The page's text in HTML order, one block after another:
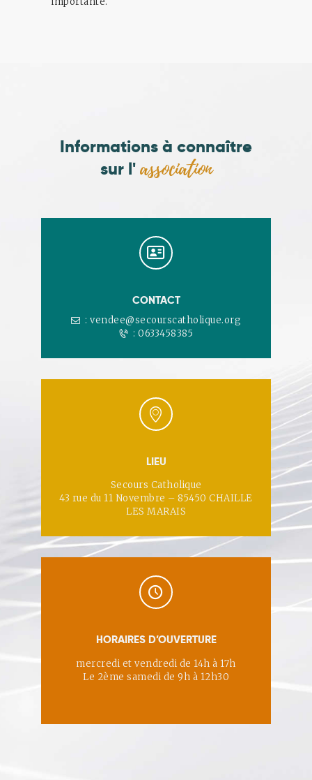
Informations à connaître
sur l'association
CONTACT
:vendee@secourscatholique.org
: 0633458385
LIEU
Secours Catholique
43 rue du 11 Novembre – 85450 CHAILLE
LES MARAIS
HORAIRES D’OUVERTURE
mercredi et vendredi de 14h à 17h
Le 2ème samedi de 9h à 12h30